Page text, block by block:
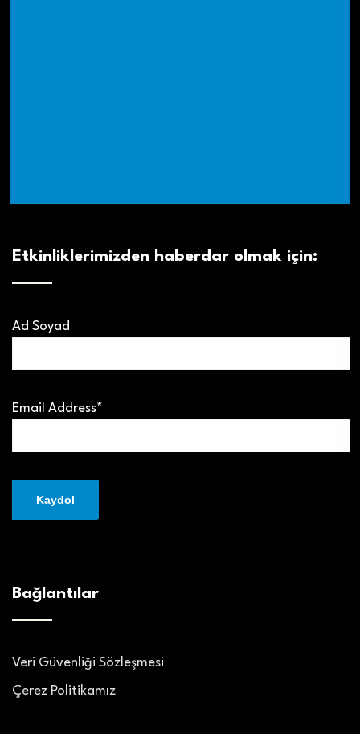
Etkinliklerimizden haberdar olmak için:
Ad Soyad
Email Address*
Bağlantılar
Veri Güvenliği Sözleşmesi
Çerez Politikamız